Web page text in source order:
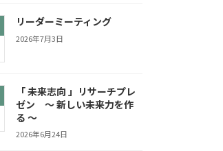
リーダーミーティング
2026年7月3日
「 未来志向 」リサーチプレ
ゼン ～ 新しい未来力を作
る ～
2026年6月24日